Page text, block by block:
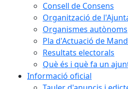
Consell de Consens
Organització de
Organismes autònoms
Pla d'Actuació de
Resultats electorals
Què és i què fa un
Informació oficial